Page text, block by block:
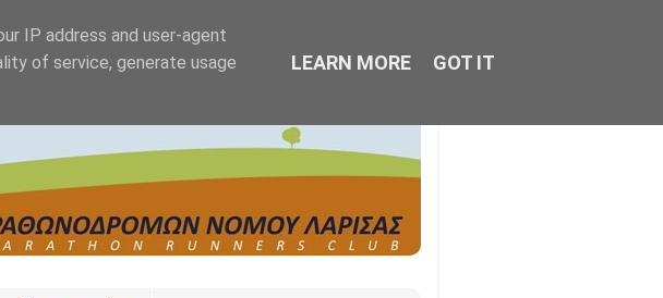
IP address and user-agent
of service, generate usage
LEARN MORE GOT IT